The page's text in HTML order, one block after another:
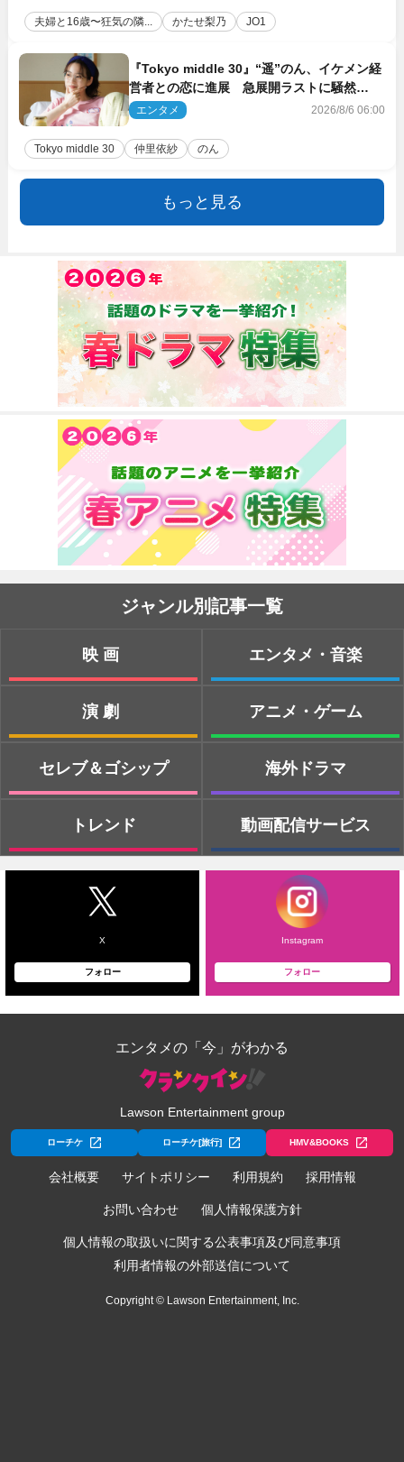
夫婦と16歳〜狂気の隣... かたせ梨乃 JO1
『Tokyo middle 30』“遥”のん、イケメン経
営者との恋に進展 急展開ラストに騒然
「え…いきなり」「嫌な予感」
エンタメ 2026/8/6 06:00
Tokyo middle 30 仲里依紗 のん
もっと見る
ジャンル別記事一覧
映画
演劇
セレブ＆ゴシップ
トレンド
エンタメ・音楽
アニメ・ゲーム
海外ドラマ
動画配信サービス
X
フォロー
Instagram
フォロー
エンタメの「今」がわかる
Lawson Entertainment group
ローチケ ローチケ[旅行] HMV&BOOKS
会社概要 サイトポリシー 利用規約 採用情報
お問い合わせ 個人情報保護方針
個人情報の取扱いに関する公表事項及び同意事項
利用者情報の外部送信について
Copyright © Lawson Entertainment, Inc.